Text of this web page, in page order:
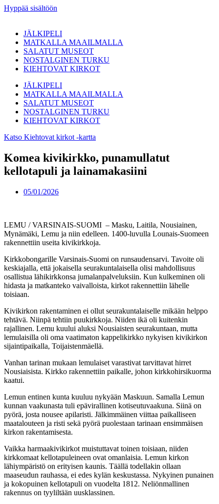
Hyppää sisältöön
JÄLKIPELI
MATKALLA MAAILMALLA
SALATUT MUSEOT
NOSTALGINEN TURKU
KIEHTOVAT KIRKOT
JÄLKIPELI
MATKALLA MAAILMALLA
SALATUT MUSEOT
NOSTALGINEN TURKU
KIEHTOVAT KIRKOT
Katso Kiehtovat kirkot -kartta
Komea kivikirkko, punamullatut
kellotapuli ja lainamakasiini
05/01/2026
LEMU / VARSINAIS-SUOMI – Masku, Laitila, Nousiainen,
Mynämäki, Lemu ja niin edelleen. 1400-luvulla Lounais-Suomeen
rakennettiin useita kivikirkkoja.
Kirkkobongarille Varsinais-Suomi on runsaudensarvi. Tavoite oli
keskiajalla, että jokaisella seurakuntalaisella olisi mahdollisuus
osallistua lähikirkkonsa jumalanpalveluksiin. Kun kulkeminen oli
hidasta ja matkanteko vaivalloista, kirkot rakennettiin lähelle
toisiaan.
Kivikirkon rakentaminen ei ollut seurakuntalaiselle mikään helppo
tehtävä. Niinpä tehtiin puukirkkoja. Niiden ikä oli kuitenkin
rajallinen. Lemu kuului aluksi Nousiaisten seurakuntaan, mutta
lemulaisilla oli oma vaatimaton kappelikirkko nykyisen kivikirkon
sijaintipaikalla, Toijaistenmäellä.
Vanhan tarinan mukaan lemulaiset varastivat tarvittavat hirret
Nousiaisista. Kirkko rakennettiin paikalle, johon kirkkohirsikuorma
kaatui.
Lemun entinen kunta kuuluu nykyään Maskuun. Samalla Lemun
kunnan vaakunasta tuli epävirallinen kotiseutuvaakuna. Siinä on
pyörä, josta nousee apilaristi. Jälkimmäinen viittaa paikalliseen
maatalouteen ja risti sekä pyörä puolestaan tarinaan ensimmäisen
kirkon rakentamisesta.
Vaikka harmaakivikirkot muistuttavat toinen toisiaan, niiden
kirkkomaat kellotapuleineen ovat omanlaisia. Lemun kirkon
lähiympäristö on erityisen kaunis. Täällä todellakin ollaan
maaseudun rauhassa, ei edes kylän keskustassa. Nykyinen punainen
ja kokopuinen kellotapuli on vuodelta 1812. Neliönmallinen
rakennus on tyyliltään uusklassinen.